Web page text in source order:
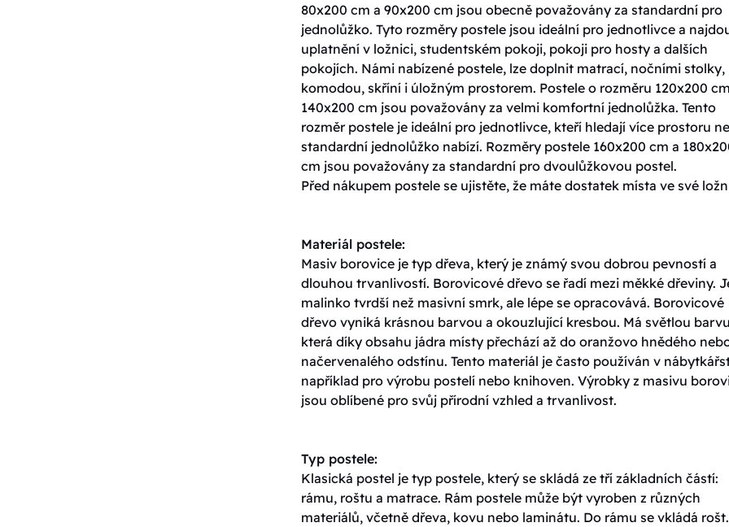
80x200 cm a 90x200 cm jsou obecně považovány za standardní pro
jednolůžko. Tyto rozměry postele jsou ideální pro jednotlivce a
uplatnění v ložnici, studentském pokoji, pokoji pro hosty a dalších
pokojích. Námi nabízené postele, lze doplnit matrací, nočními stolky,
komodou, skříní i úložným prostorem. Postele o rozměru 120x200
140x200 cm jsou považovány za velmi komfortní jednolůžka. Tento
rozměr postele je ideální pro jednotlivce, kteří hledají více prostoru
standardní jednolůžko nabízí. Rozměry postele 160x200 cm a
cm jsou považovány za standardní pro dvoulůžkovou postel.
Před nákupem postele se ujistěte, že máte dostatek místa ve své
Materiál postele:
Masiv borovice je typ dřeva, který je známý svou dobrou pevností a
dlouhou trvanlivostí. Borovicové dřevo se řadí mezi měkké dřeviny.
malinko tvrdší než masivní smrk, ale lépe se opracovává. Borovicové
dřevo vyniká krásnou barvou a okouzlující kresbou. Má světlou
která díky obsahu jádra místy přechází až do oranžovo hnědého
načervenalého odstínu. Tento materiál je často používán v
například pro výrobu postelí nebo knihoven. Výrobky z masivu
jsou oblíbené pro svůj přírodní vzhled a trvanlivost.
Typ postele:
Klasická postel je typ postele, který se skládá ze tří základních částí:
rámu, roštu a matrace. Rám postele může být vyroben z různých
materiálů, včetně dřeva, kovu nebo laminátu. Do rámu se vkládá rošt.